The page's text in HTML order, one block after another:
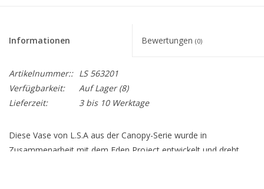
Informationen Bewertungen (0)
Artikelnummer:: LS 563201
Verfügbarkeit:
Auf Lager(8)
Lieferzeit:
3 bis 10 Werktage
Diese Vase von L.S.A aus der Canopy-Serie wurde in
Zusammenarbeit mit dem Eden Project entwickelt und dreht